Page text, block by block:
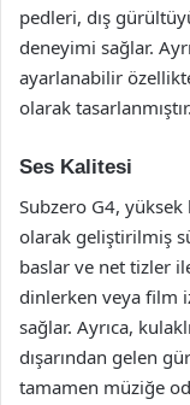
pedleri, dış
deneyimi sağlar.
ayarlanabilir
olarak tasarlanmıştır.
Ses Kalitesi
Subzero G4,
olarak geliştirilmiş
baslar ve net tizler
dinlerken veya film
sağlar. Ayrıca,
dışarından gelen
tamamen müziğe